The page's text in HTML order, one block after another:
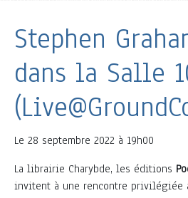
Stephen
dans la Salle
Le 28 septembre 2022 à 19h00
La librairie Charybde, les éditions
invitent à une rencontre privilégiée